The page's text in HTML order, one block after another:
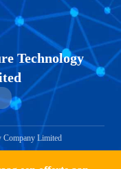
Technology
Company Limited